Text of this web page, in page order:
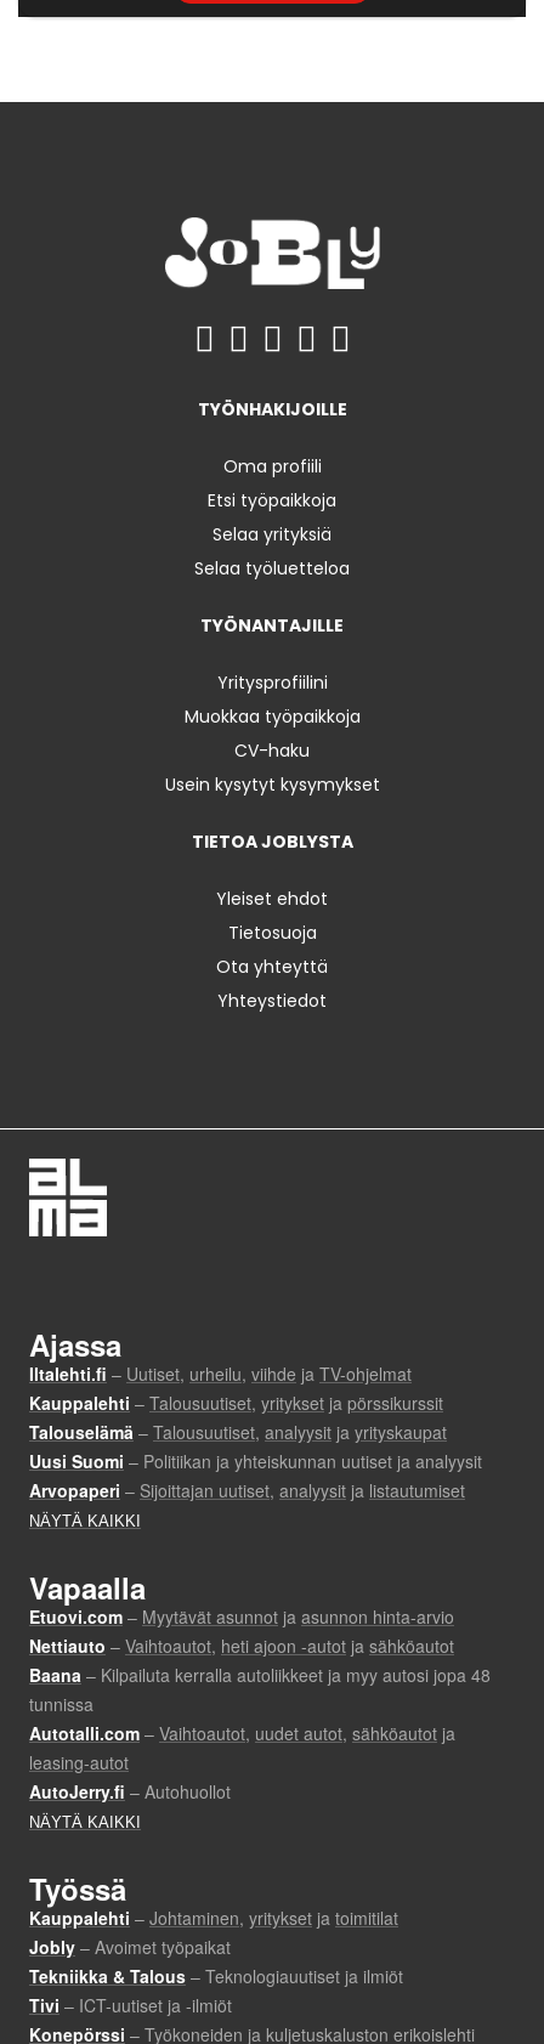
TYÖNHAKIJOILLE
Oma profiili
Etsi työpaikkoja
Selaa yrityksiä
Selaa työluetteloa
TYÖNANTAJILLE
Yritysprofiilini
Muokkaa työpaikkoja
CV-haku
Usein kysytyt kysymykset
TIETOA JOBLYSTA
Yleiset ehdot
Tietosuoja
Ota yhteyttä
Yhteystiedot